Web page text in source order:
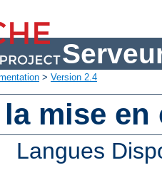
> Version 2.4
mise en
Langues